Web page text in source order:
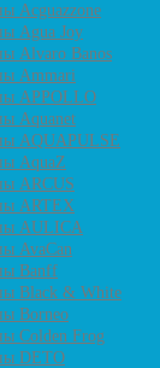
Acguazzone
Agua Joy
Alvaro Banos
Ammari
APPOLLO
Aquanet
AQUAPULSE
AquaZ
ARCUS
ARTEX
AULICA
AvaCan
Banff
Black & White
Borneo
Colden Frog
DETO